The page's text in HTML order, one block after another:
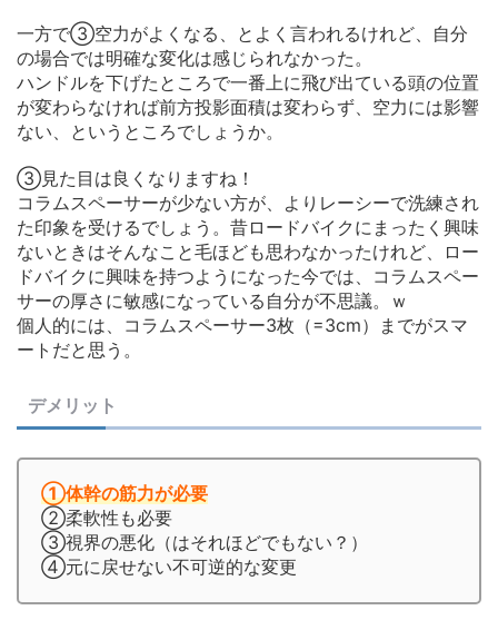
一方で➂空力がよくなる、とよく言われるけれど、自分
の場合では明確な変化は感じられなかった。
ハンドルを下げたところで一番上に飛び出ている頭の位置
が変わらなければ前方投影面積は変わらず、空力には影響
ない、というところでしょうか。
➂見た目は良くなりますね！
コラムスペーサーが少ない方が、よりレーシーで洗練され
た印象を受けるでしょう。昔ロードバイクにまったく興味
ないときはそんなこと毛ほども思わなかったけれど、ロー
ドバイクに興味を持つようになった今では、コラムスペー
サーの厚さに敏感になっている自分が不思議。ｗ
個人的には、コラムスペーサー3枚（=3cm）までがスマ
ートだと思う。
デメリット
①体幹の筋力が必要
②柔軟性も必要
➂視界の悪化（はそれほどでもない？）
④元に戻せない不可逆的な変更